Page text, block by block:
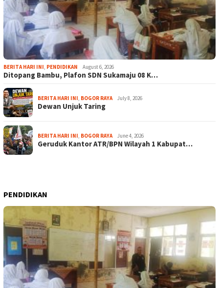
BERITA HARI INI, PENDIDIKAN August 6, 2026
Ditopang Bambu, Plafon SDN Sukamaju 08 K…
BERITA HARI INI, BOGOR RAYA July 8, 2026
Dewan Unjuk Taring
BERITA HARI INI, BOGOR RAYA June 4, 2026
Geruduk Kantor ATR/BPN Wilayah 1 Kabupat…
PENDIDIKAN